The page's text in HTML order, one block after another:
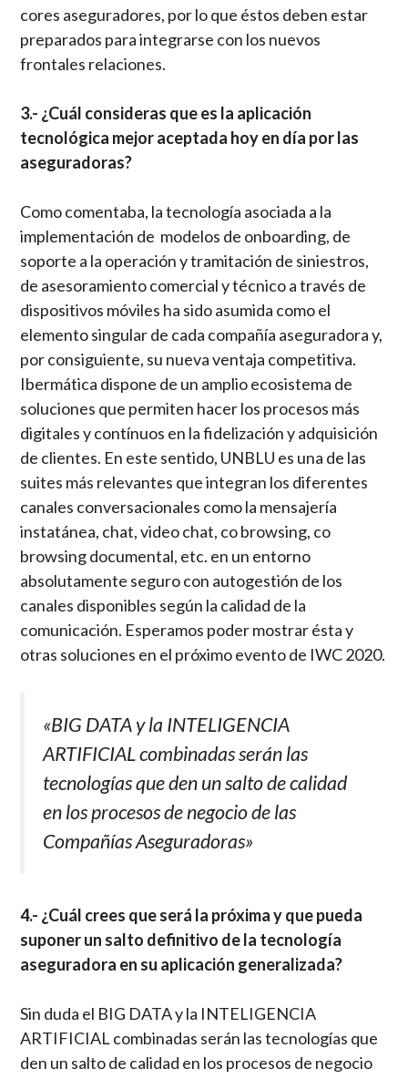
cores aseguradores, por lo que éstos deben estar
preparados para integrarse con los nuevos
frontales relaciones.
3.- ¿Cuál consideras que es la aplicación
tecnológica mejor aceptada hoy en día por las
aseguradoras?
Como comentaba, la tecnología asociada a la
implementación de modelos de onboarding, de
soporte a la operación y tramitación de siniestros,
de asesoramiento comercial y técnico a través de
dispositivos móviles ha sido asumida como el
elemento singular de cada compañía aseguradora y,
por consiguiente, su nueva ventaja competitiva.
Ibermática dispone de un amplio ecosistema de
soluciones que permiten hacer los procesos más
digitales y contínuos en la fidelización y adquisición
de clientes. En este sentido, UNBLU es una de las
suites más relevantes que integran los diferentes
canales conversacionales como la mensajería
instatánea, chat, video chat, co browsing, co
browsing documental, etc. en un entorno
absolutamente seguro con autogestión de los
canales disponibles según la calidad de la
comunicación. Esperamos poder mostrar ésta y
otras soluciones en el próximo evento de IWC 2020.
«BIG DATA y la INTELIGENCIA
ARTIFICIAL combinadas serán las
tecnologías que den un salto de calidad
en los procesos de negocio de las
Compañías Aseguradoras»
4.- ¿Cuál crees que será la próxima y que pueda
suponer un salto definitivo de la tecnología
aseguradora en su aplicación generalizada?
Sin duda el BIG DATA y la INTELIGENCIA
ARTIFICIAL combinadas serán las tecnologías que
den un salto de calidad en los procesos de negocio